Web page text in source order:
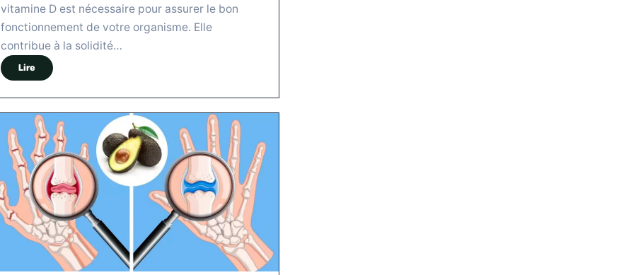
vitamine D est nécessaire pour assurer le bon
fonctionnement de votre organisme. Elle
contribue à la solidité…
Lire